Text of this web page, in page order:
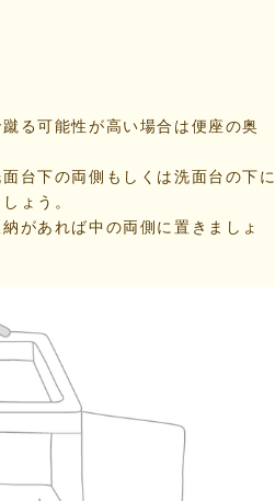
る可能性が高い場合は便座の奥
下の両側もしくは洗面台の下に
ょう。
があれば中の両側に置きましょ